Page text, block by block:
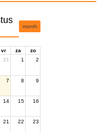
month
vr za
zo
31 1 2
7 8 9
14 15 16
21 22 23